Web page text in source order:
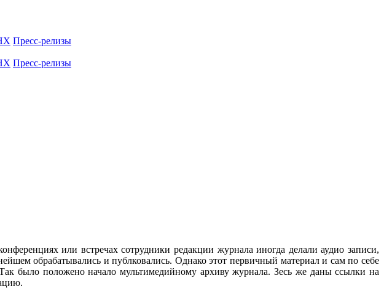
Пресс-релизы
Пресс-релизы
или встречах сотрудники редакции журнала иногда делали аудио записи,
обрабатывались и публковались. Однако этот первичный материал и сам по себе
было положено начало мультимедийному архиву журнала. Зесь же даны ссылки на